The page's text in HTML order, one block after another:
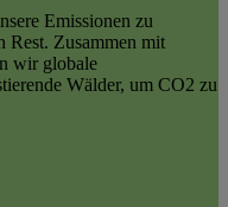
Emissionen zu
Rest. Zusammen mit
wir globale
Wälder, um CO2 zu